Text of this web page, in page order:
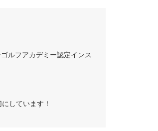
ルフアカデミー認定インス
しています！